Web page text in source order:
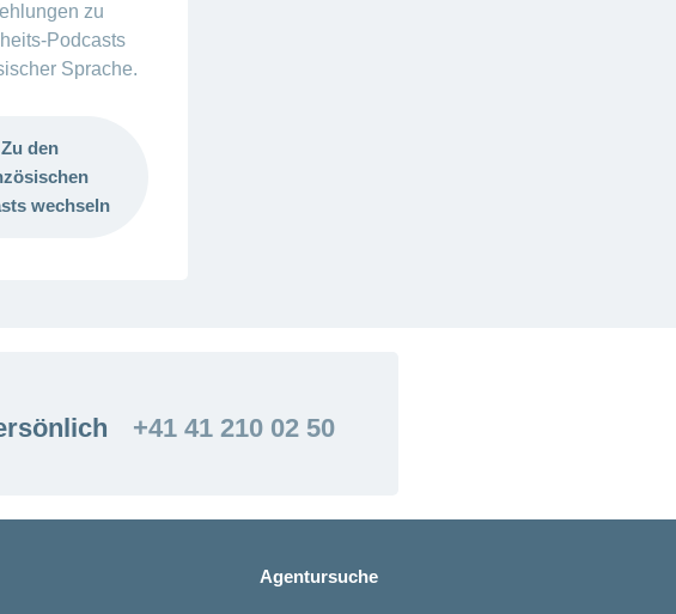
zu
Podcasts
Sprache.
Zu den
wechseln
+41 41 210 02 50
Agentursuche